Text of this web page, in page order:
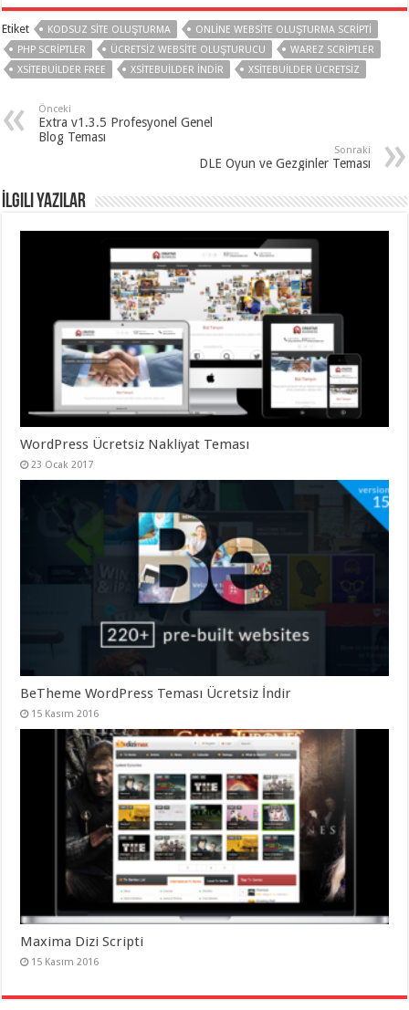
takipçi
hilesi ,
instagram
takipçi
hilesi,
Etiket KODSUZ SITE OLUŞTURMA
ONLINE WEBSITE OLUŞTURMA SCRIPTI
PHP SCRIPTLER
ÜCRETSIZ WEBSITE OLUŞTURUCU
WAREZ SCRIPTLER
XSITEBUILDER FREE
XSITEBUILDER INDIR XSITEBUILDER ÜCRETSIZ
Önceki
Extra v1.3.5 Profesyonel Genel
Blog Teması
Sonraki
DLE Oyun ve Gezginler Teması
İlgili Yazılar
WordPress Ücretsiz Nakliyat Teması
23 Ocak 2017
BeTheme WordPress Teması Ücretsiz İndir
15 Kasım 2016
Maxima Dizi Scripti
15 Kasım 2016